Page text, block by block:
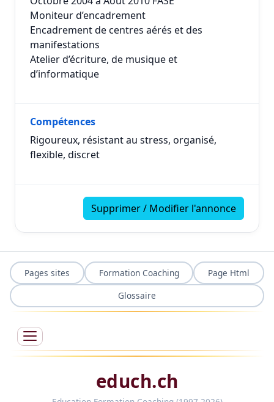
Moniteur d’encadrement
Encadrement de centres aérés et des
manifestations
Atelier d’écriture, de musique et
d’informatique
Compétences
Rigoureux, résistant au stress, organisé,
flexible, discret
Supprimer / Modifier l'annonce
Pages sites Formation Coaching
Page Html
Glossaire
educh.ch